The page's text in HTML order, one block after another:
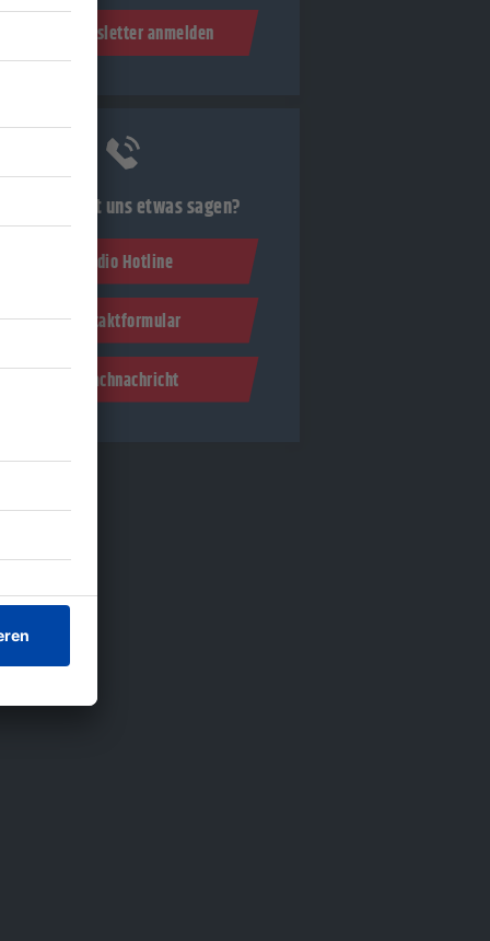
Zum Newsletter anmelden
Du möchtest uns etwas sagen?
Studio Hotline
Kontaktformular
Sprachnachricht